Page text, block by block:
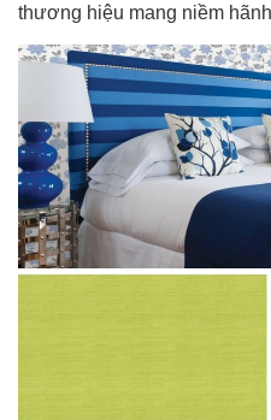
thương hiệu mang niềm